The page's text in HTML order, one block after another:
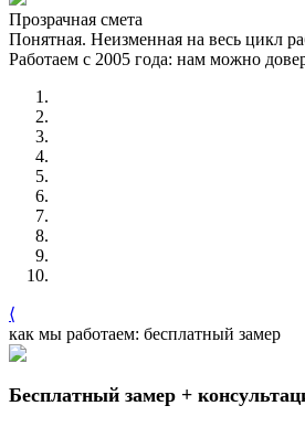
Прозрачная смета
Понятная. Неизменная на весь цикл
Работаем с 2005 года: нам можно
⟨
как мы работаем: бесплатный замер
Бесплатный замер +